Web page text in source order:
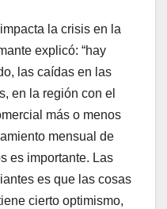
la crisis en la
explicó: “hay
las caídas en las
en la región con el
más o menos
mensual de
es importante. Las
es que las cosas
cierto optimismo,